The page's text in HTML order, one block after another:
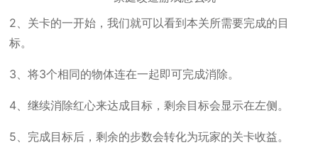
2、关卡的一开始，我们就可以看到本关所需要完成的目
标。
3、将3个相同的物体连在一起即可完成消除。
4、继续消除红心来达成目标，剩余目标会显示在左侧。
5、完成目标后，剩余的步数会转化为玩家的关卡收益。